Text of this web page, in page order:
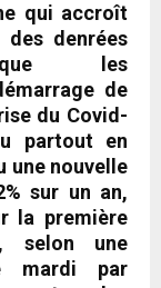
qui accroît
denrées
que les
de
du Covid-
partout en
une nouvelle
sur un an,
la première
selon une
mardi par